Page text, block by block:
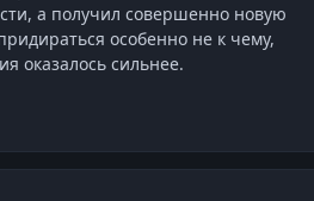
а получил совершенно новую
особенно не к чему,
оказалось сильнее.